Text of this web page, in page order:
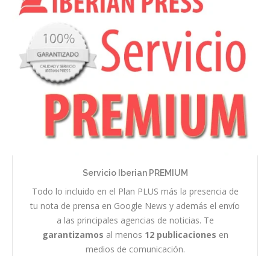
Servicio Iberian PREMIUM
Todo lo incluido en el Plan PLUS más la presencia de
tu nota de prensa en Google News y además el envío
a las principales agencias de noticias. Te
garantizamos al menos 12 publicaciones en
medios de comunicación.